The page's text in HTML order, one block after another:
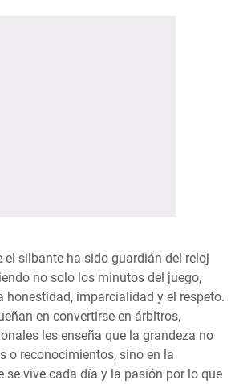
el silbante ha sido guardián del reloj
no solo los minutos del juego,
honestidad, imparcialidad y el respeto.
en convertirse en árbitros,
les enseña que la grandeza no
o reconocimientos, sino en la
se vive cada día y la pasión por lo que